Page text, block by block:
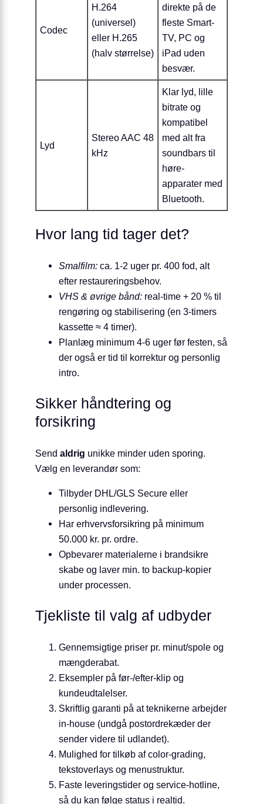
Codec
H.264
(universel)
eller H.265
(halv størrelse)
direkte på de
fleste Smart-
TV, PC og
iPad uden
besvær.
Lyd
Stereo AAC 48
kHz
Klar lyd, lille
bitrate og
kompatibel
med alt fra
soundbars til
høre-
apparater med
Bluetooth.
Hvor lang tid tager det?
Smalfilm: ca. 1-2 uger pr. 400 fod, alt
efter restaureringsbehov.
VHS & øvrige bånd: real-time + 20 % til
rengøring og stabilisering (en 3-timers
kassette ≈ 4 timer).
Planlæg minimum 4-6 uger før festen, så
der også er tid til korrektur og personlig
intro.
Sikker håndtering og
forsikring
Send aldrig unikke minder uden sporing.
Vælg en leverandør som:
Tilbyder DHL/GLS Secure eller
personlig indlevering.
Har erhvervs­forsikring på minimum
50.000 kr. pr. ordre.
Opbevarer materialerne i brandsikre
skabe og laver min. to backup-kopier
under processen.
Tjekliste til valg af udbyder
Gennemsigtige priser pr. minut/spole og
mængderabat.
Eksempler på før-/efter-klip og
kundeudtalelser.
Skriftlig garanti på at teknikerne arbejder
in-house (undgå postordrekæder der
sender videre til udlandet).
Mulighed for tilkøb af color-grading,
tekst­overlays og menustruktur.
Faste leveringstider og service-hotline,
så du kan følge status i realtid.